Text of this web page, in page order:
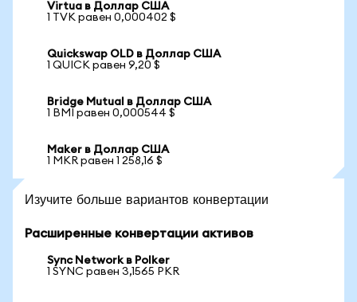
Virtua в Доллар США
1 TVK равен 0,000402 $
Quickswap OLD в Доллар США
1 QUICK равен 9,20 $
Bridge Mutual в Доллар США
1 BMI равен 0,000544 $
Maker в Доллар США
1 MKR равен 1 258,16 $
Изучите больше вариантов конвертации
Расширенные конвертации активов
Sync Network в Polker
1 SYNC равен 3,1565 PKR